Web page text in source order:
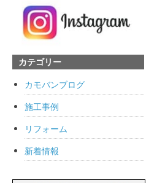
カテゴリー
カモバンブログ
施工事例
リフォーム
新着情報